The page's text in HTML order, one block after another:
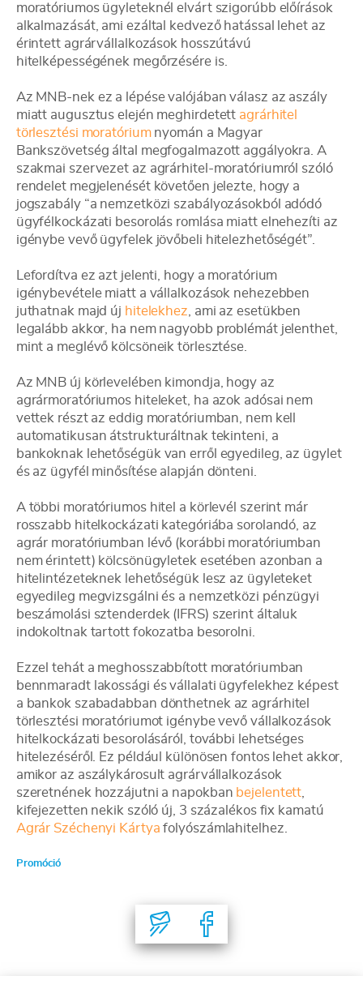
moratóriumos ügyleteknél elvárt szigorúbb előírások
alkalmazását, ami ezáltal kedvező hatással lehet az
érintett agrárvállalkozások hosszútávú
hitelképességének megőrzésére is.
Az MNB-nek ez a lépése valójában válasz az aszály
miatt augusztus elején meghirdetett agrárhitel
törlesztési moratóriumnyomán a Magyar
Bankszövetség által megfogalmazott aggályokra. A
szakmai szervezet az agrárhitel-moratóriumról szóló
rendelet megjelenését követően jelezte, hogy a
jogszabály “a nemzetközi szabályozásokból adódó
ügyfélkockázati besorolás romlása miatt elnehezíti az
igénybe vevő ügyfelek jövőbeli hitelezhetőségét”.
Lefordítva ez azt jelenti, hogy a moratórium
igénybevétele miatt a vállalkozások nehezebben
juthatnak majd új hitelekhez , ami az esetükben
legalább akkor, ha nem nagyobb problémát jelenthet,
mint a meglévő kölcsöneik törlesztése.
Az MNB új körlevelében kimondja, hogy az
agrármoratóriumos hiteleket, ha azok adósai nem
vettek részt az eddig moratóriumban, nem kell
automatikusan átstrukturáltnak tekinteni, a
bankoknak lehetőségük van erről egyedileg, az ügylet
és az ügyfél minősítése alapján dönteni.
A többi moratóriumos hitel a körlevél szerint már
rosszabb hitelkockázati kategóriába sorolandó, az
agrár moratóriumban lévő (korábbi moratóriumban
nem érintett) kölcsönügyletek esetében azonban a
hitelintézeteknek lehetőségük lesz az ügyleteket
egyedileg megvizsgálni és a nemzetközi pénzügyi
beszámolási sztenderdek (IFRS) szerint általuk
indokoltnak tartott fokozatba besorolni.
Ezzel tehát a meghosszabbított moratóriumban
bennmaradt lakossági és vállalati ügyfelekhez képest
a bankok szabadabban dönthetnek az agrárhitel
törlesztési moratóriumot igénybe vevő vállalkozások
hitelkockázati besorolásáról, további lehetséges
hitelezéséről. Ez például különösen fontos lehet akkor,
amikor az aszálykárosult agrárvállalkozások
szeretnének hozzájutni a napokban bejelentett
kifejezetten nekik szóló új, 3 százalékos fix kamatú
Agrár Széchenyi Kártya folyószámlahitelhez.
Promóció